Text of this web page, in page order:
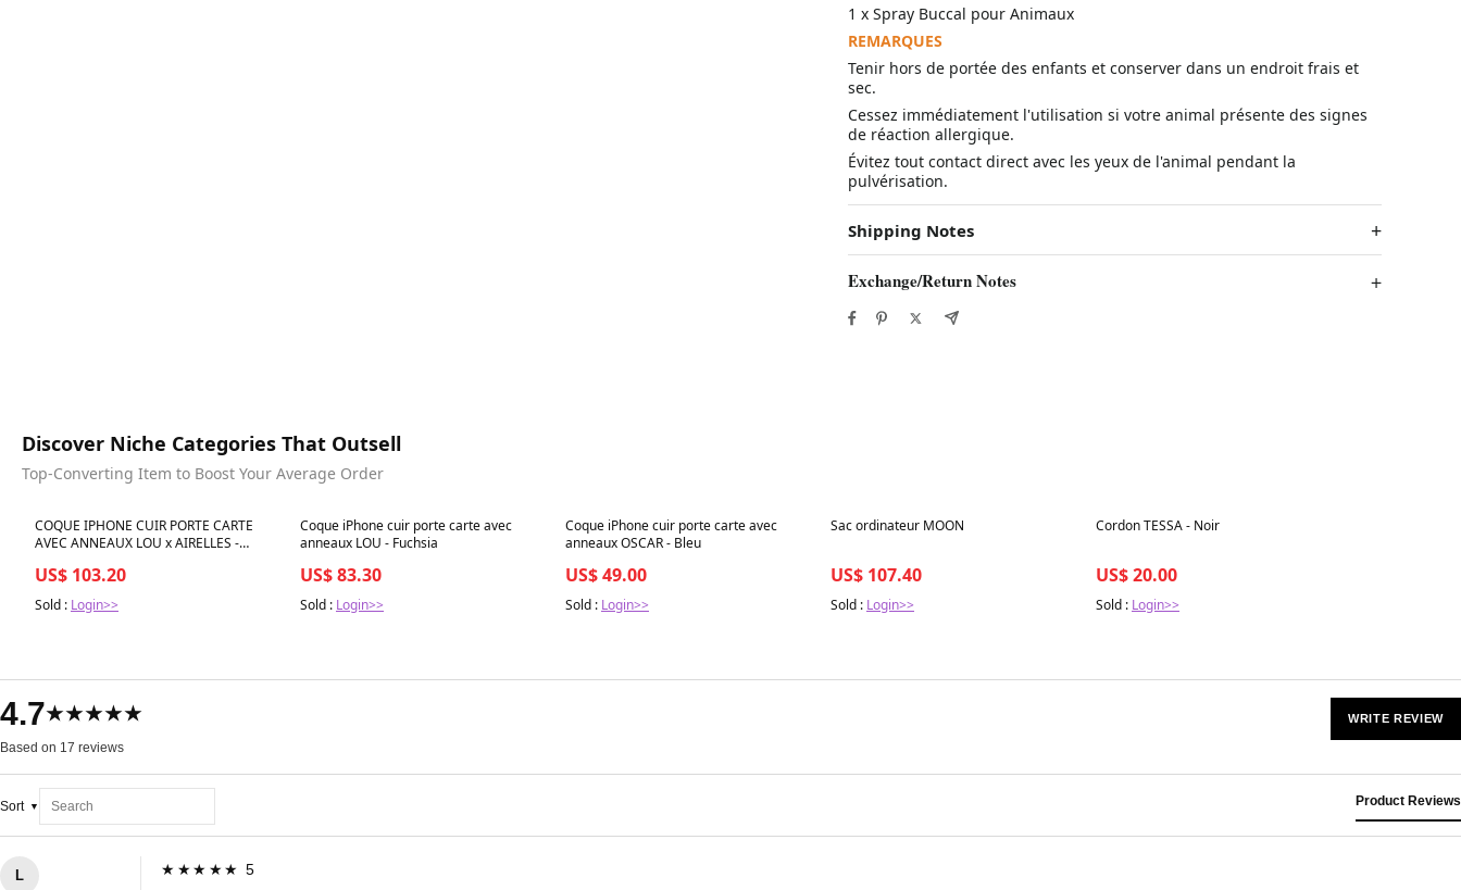
1 x Spray Buccal pour Animaux
REMARQUES
Tenir hors de portée des enfants et conserver dans un endroit frais et
sec.
Cessez immédiatement l'utilisation si votre animal présente des signes
de réaction allergique.
Évitez tout contact direct avec les yeux de l'animal pendant la
pulvérisation.
Shipping Notes
Exchange/Return Notes
Discover Niche Categories That Outsell
Top-Converting Item to Boost Your Average Order
Best in 7 days
COQUE IPHONE CUIR PORTE CARTE
AVEC ANNEAUX LOU x AIRELLES -
US$ 103.20
Sold : Login>>
Best in 7 days
Coque iPhone cuir porte carte avec
anneaux LOU - Fuchsia
US$ 83.30
Sold : Login>>
Best in 7 days
Coque iPhone cuir porte carte avec
anneaux OSCAR - Bleu
US$ 49.00
Sold : Login>>
Best in 7 days
Sac ordinateur MOON
US$ 107.40
Sold : Login>>
Best in 7 days
Cordon TESSA - Noir
US$ 20.00
Sold : Login>>
4.7★★★★★
Based on 17 reviews
WRITE REVIEW
Sort Product Reviews
L ★★★★★ 5